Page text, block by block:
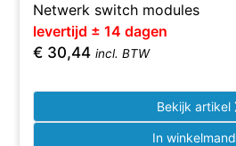
Netwerk switch modules
levertijd ± 14 dagen
€ 30,44 incl. BTW
Bekijk artikel
In winkelmand